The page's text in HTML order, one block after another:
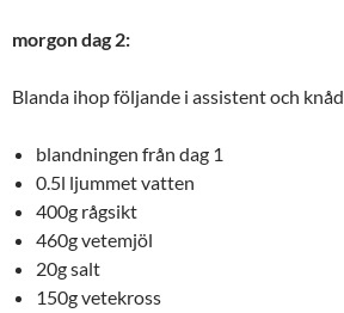
morgon dag 2:
Blanda ihop följande i assistent och
blandningen från dag 1
0.5l ljummet vatten
400g rågsikt
460g vetemjöl
20g salt
150g vetekross